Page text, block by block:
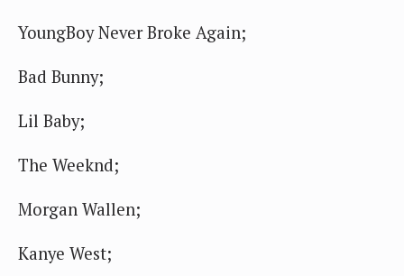
YoungBoy Never Broke Again;
Bad Bunny;
Lil Baby;
The Weeknd;
Morgan Wallen;
Kanye West;